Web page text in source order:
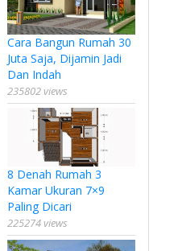
Cara Bangun Rumah 30
Juta Saja, Dijamin Jadi
Dan Indah
235802 views
8 Denah Rumah 3
Kamar Ukuran 7×9
Paling Dicari
225274 views